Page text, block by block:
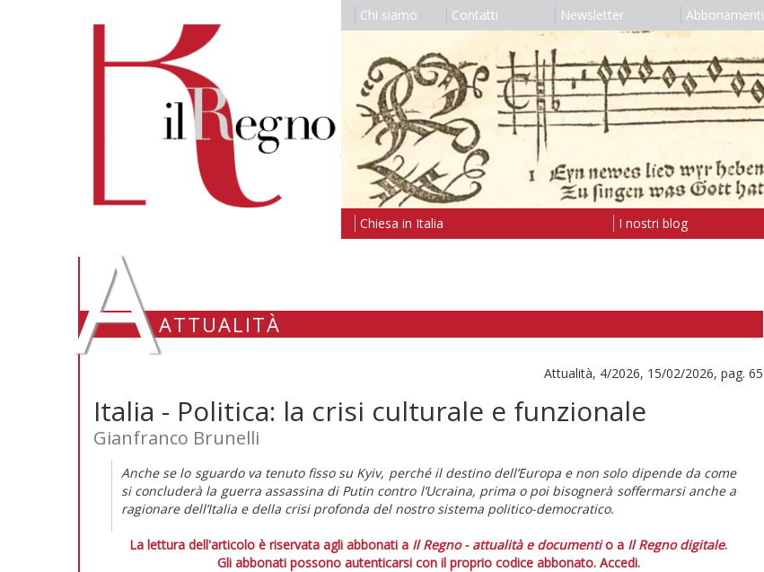
Chi siamo Contatti Newsletter Abbonamenti
Chiesa in Italia I nostri blog
AATTUALITÀ
Attualità, 4/2026, 15/02/2026, pag. 65
Italia - Politica: la crisi culturale e funzionale
Gianfranco Brunelli
Anche se lo sguardo va tenuto fisso su Kyiv, perché il destino dell’Europa e non solo dipende da come
si concluderà la guerra assassina di Putin contro l’Ucraina, prima o poi bisognerà soffermarsi anche a
ragionare dell’Italia e della crisi profonda del nostro sistema politico-democratico.
La lettura dell'articolo è riservata agli abbonati a Il Regno - attualità e documentio a Il Regno digitale.
Gli abbonati possono autenticarsi con il proprio codice abbonato. Accedi.